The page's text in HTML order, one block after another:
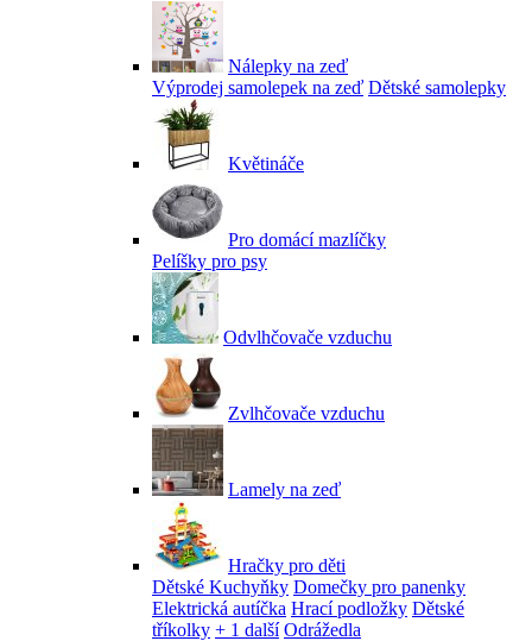
Nálepky na zeď
Výprodej samolepek na zeď Dětské samolepky
Květináče
Pro domácí mazlíčky
Pelíšky pro psy
Odvlhčovače vzduchu
Zvlhčovače vzduchu
Lamely na zeď
Hračky pro děti
Dětské Kuchyňky Domečky pro panenky
Elektrická autíčka Hrací podložky Dětské
tříkolky + 1 další Odrážedla